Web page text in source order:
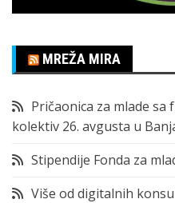
MREŽA MIRA
Pričaonica za mlade
kolektiv 26. avgusta u
Stipendije Fonda za
Više od digitalnih